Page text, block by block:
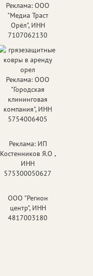
Реклама: ООО
"Медиа Траст
Орёл", ИНН
7107062130
Реклама: ООО
"Городская
клининговая
компания", ИНН
5754006405
Реклама: ИП
Костенников Я.О ,
ИНН
575300050627
ООО "Регион
центр", ИНН
4817003180